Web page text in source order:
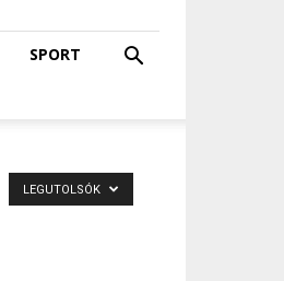
SPORT
LEGUTOLSÓK